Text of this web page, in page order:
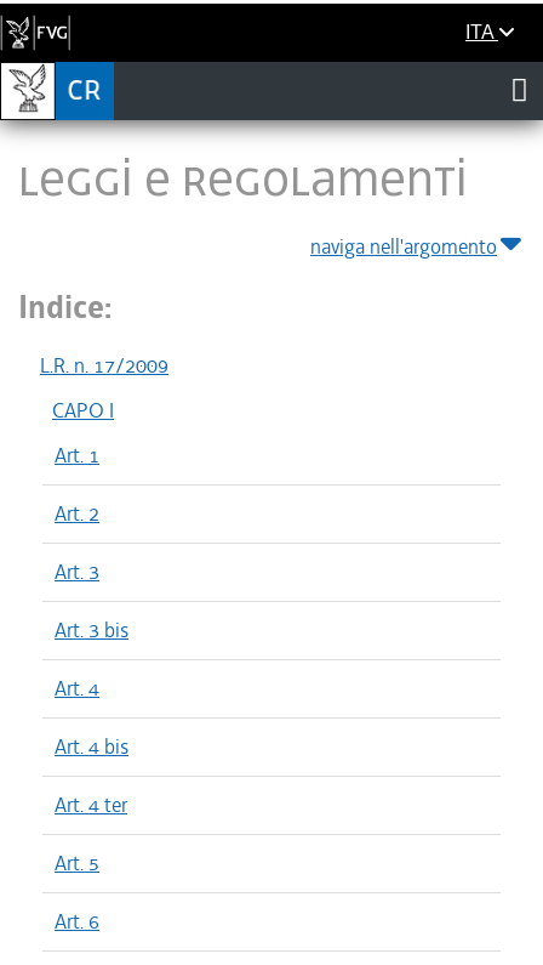
ITA
LEGGI E REGOLAMENTI
naviga nell'argomento
Indice:
L.R. n. 17/2009
CAPO I
Art. 1
Art. 2
Art. 3
Art. 3 bis
Art. 4
Art. 4 bis
Art. 4 ter
Art. 5
Art. 6